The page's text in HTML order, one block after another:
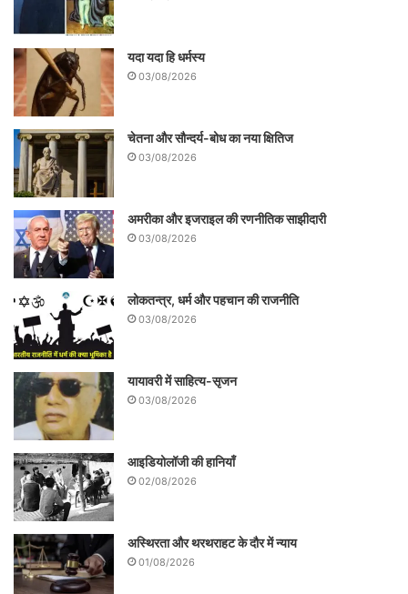
यदा यदा हि धर्मस्य
03/08/2026
चेतना और सौन्दर्य-बोध का नया क्षितिज
03/08/2026
अमरीका और इजराइल की रणनीतिक साझीदारी
03/08/2026
लोकतन्त्र, धर्म और पहचान की राजनीति
03/08/2026
यायावरी में साहित्य-सृजन
03/08/2026
आइडियोलॉजी की हानियाँ
02/08/2026
अस्थिरता और थरथराहट के दौर में न्याय
01/08/2026